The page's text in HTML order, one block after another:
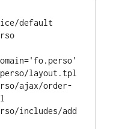
default
layout.tpl
ajax/order-
includes/add